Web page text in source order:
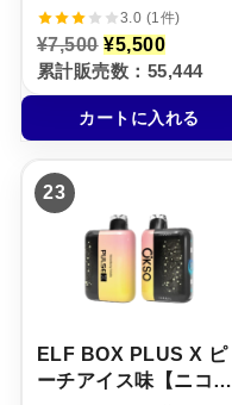
アイス＆キャンディ＆
レモンサワーオレンジ
【ニコパフ】5%
3.0 (1件)
¥7,500 元
の
価
格
は
¥
0
0
で
し
。
¥5,500現
在
の
価
格
は
5
0
0
で
す
。
累計販売数：55,444
カートに入れる
23
ELF BOX PLUS X ピ
ーチアイス味【ニコパ